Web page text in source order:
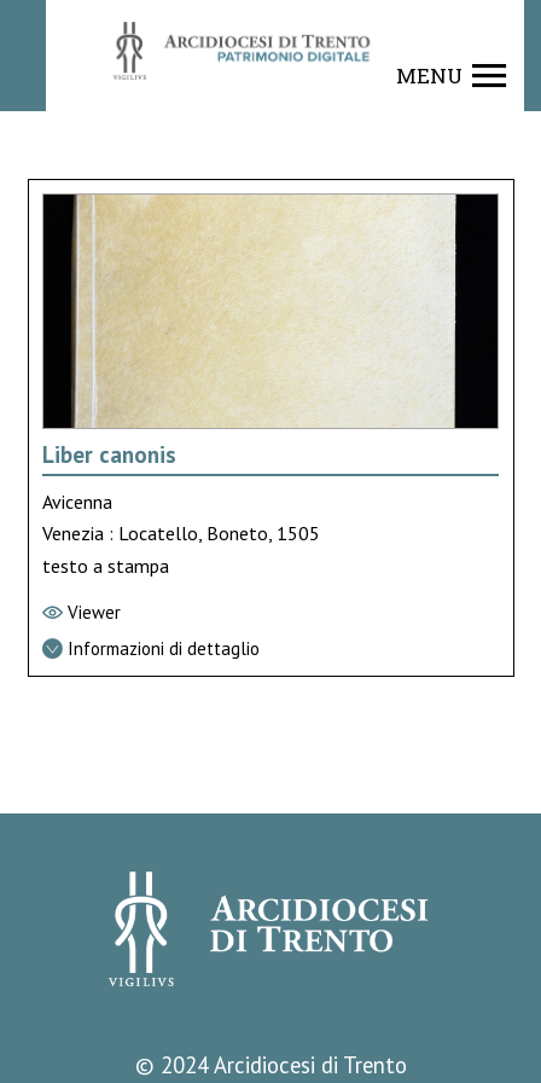
MENU
Liber canonis
Avicenna
Venezia : Locatello, Boneto, 1505
testo a stampa
Viewer
Informazioni di dettaglio
© 2024 Arcidiocesi di Trento